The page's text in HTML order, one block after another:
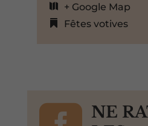
+ Google Map
Fêtes votives
NE